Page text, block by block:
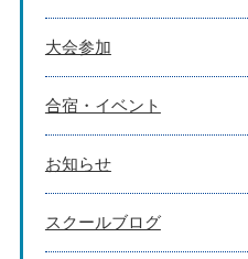
大会参加
合宿・イベント
お知らせ
スクールブログ